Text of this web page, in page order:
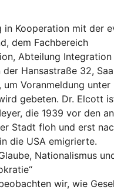
in Kooperation mit der
dem Fachbereich
Abteilung Integration
Hansastraße 32,
Voranmeldung unter
gebeten. Dr. Elcott
die 1939 vor den
Stadt floh und erst
die USA emigrierte.
Nationalismus
wir, wie